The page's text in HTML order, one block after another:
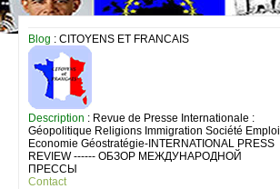
Blog : CITOYENS ET FRANCAIS
Description : Revue de Presse Internationale :
Géopolitique Religions Immigration Société Emploi
Economie Géostratégie-INTERNATIONAL PRESS
REVIEW ------ ОБЗОР МЕЖДУНАРОДНОЙ
ПРЕССЫ
Contact